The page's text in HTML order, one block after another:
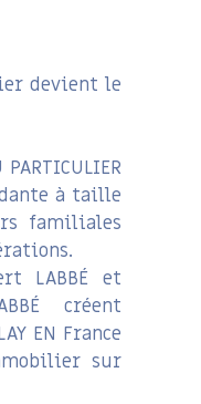
devient le
à taille
familiales
LABBÉ et
créent
EN France
sur